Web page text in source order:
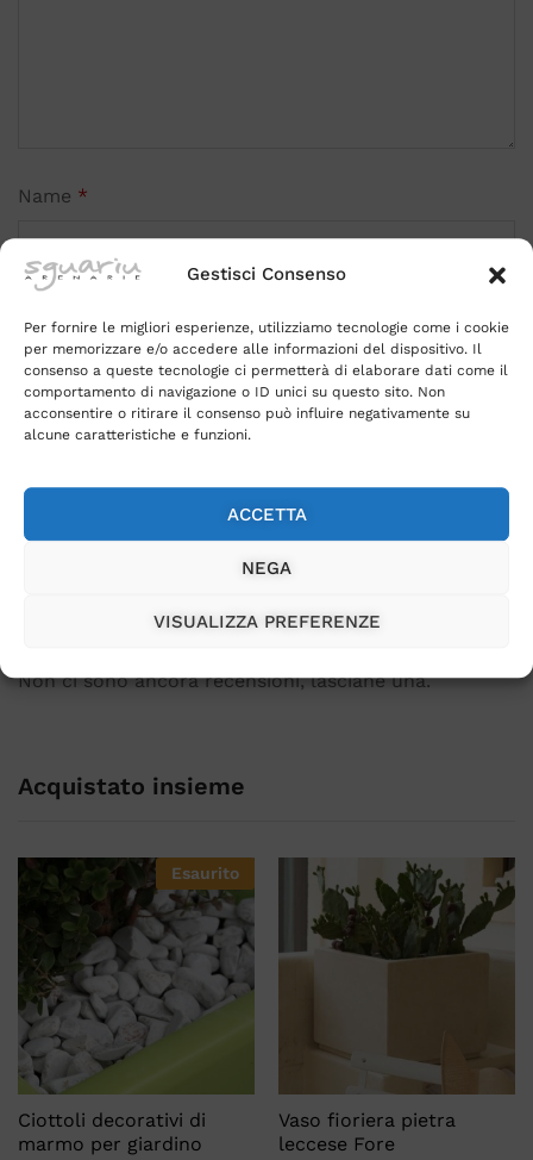
Gestisci Consenso
Per fornire le migliori esperienze, utilizziamo tecnologie come i cookie
per memorizzare e/o accedere alle informazioni del dispositivo. Il
consenso a queste tecnologie ci permetterà di elaborare dati come il
comportamento di navigazione o ID unici su questo sito. Non
acconsentire o ritirare il consenso può influire negativamente su
alcune caratteristiche e funzioni.
ACCETTA
NEGA
VISUALIZZA PREFERENZE
Name *
browser per la prossima volta che commento.
Non ci sono ancora recensioni, lasciane una.
Acquistato insieme
Esaurito
Ciottoli decorativi di
marmo per giardino
Vaso fioriera pietra
leccese Fore